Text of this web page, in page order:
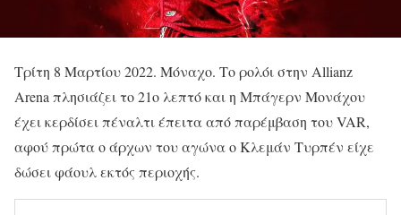
Τρίτη 8 Μαρτίου 2022. Μόναχο. Το ρολόι στην Allianz
Arena πλησιάζει το 21ο λεπτό και η Μπάγερν Μονάχου
έχει κερδίσει πέναλτι έπειτα από παρέμβαση του VAR,
αφού πρώτα ο άρχων του αγώνα ο Κλεμάν Τυρπέν είχε
δώσει φάουλ εκτός περιοχής.